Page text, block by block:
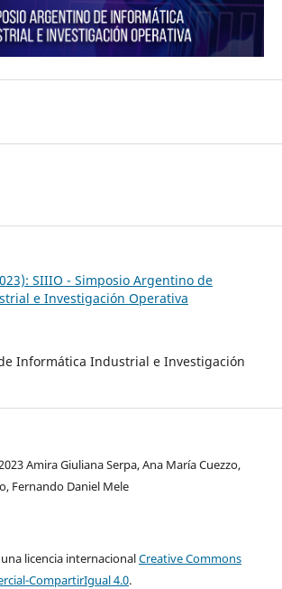
SIIIO - Simposio Argentino de
e Investigación Operativa
Informática Industrial e Investigación
Amira Giuliana Serpa, Ana María Cuezzo,
Fernando Daniel Mele
licencia internacionalCreative Commons
CompartirIgual 4.0.